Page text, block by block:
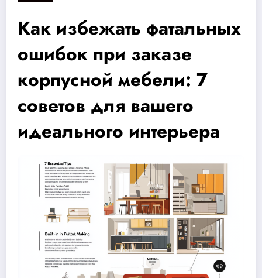
Как избежать фатальных
ошибок при заказе
корпусной мебели: 7
советов для вашего
идеального интерьера